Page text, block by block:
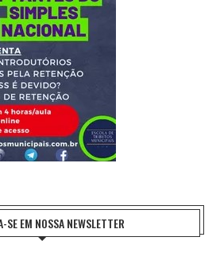
SE EM NOSSA NEWSLETTER